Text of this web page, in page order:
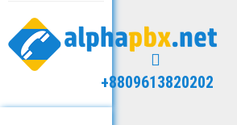
+8809613820202